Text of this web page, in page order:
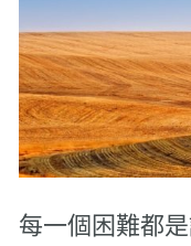
每一個困難都